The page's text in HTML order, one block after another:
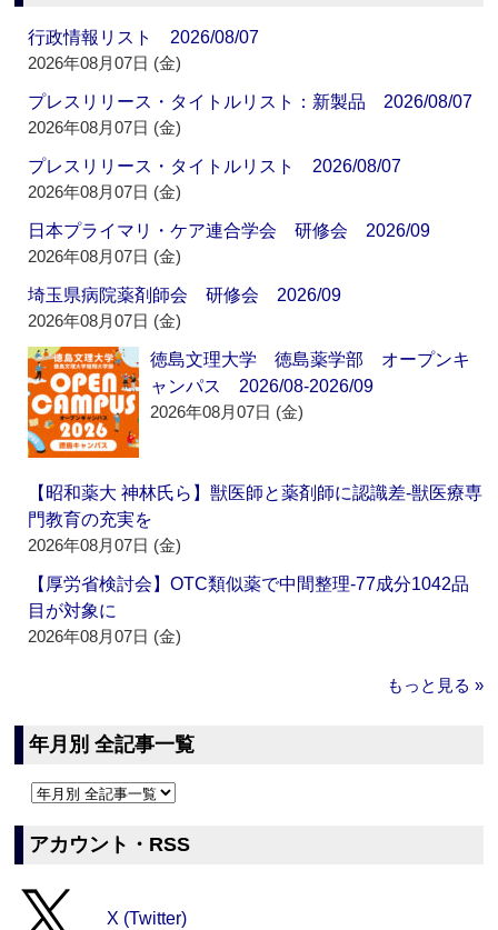
行政情報リスト 2026/08/07
2026年08月07日 (金)
プレスリリース・タイトルリスト：新製品 2026/08/07
2026年08月07日 (金)
プレスリリース・タイトルリスト 2026/08/07
2026年08月07日 (金)
日本プライマリ・ケア連合学会 研修会 2026/09
2026年08月07日 (金)
埼玉県病院薬剤師会 研修会 2026/09
2026年08月07日 (金)
徳島文理大学 徳島薬学部 オープンキ
ャンパス 2026/08-2026/09
2026年08月07日 (金)
【昭和薬大 神林氏ら】獣医師と薬剤師に認識差‐獣医療専
門教育の充実を
2026年08月07日 (金)
【厚労省検討会】OTC類似薬で中間整理‐77成分1042品
目が対象に
2026年08月07日 (金)
もっと見る »
年月別 全記事一覧
アカウント・RSS
X (Twitter)